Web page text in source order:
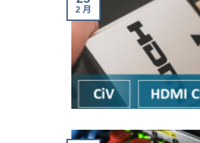
2 月